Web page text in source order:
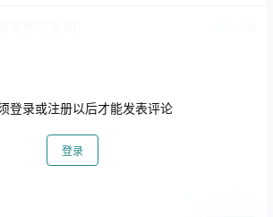
登录或注册以后才能发表评论
登录